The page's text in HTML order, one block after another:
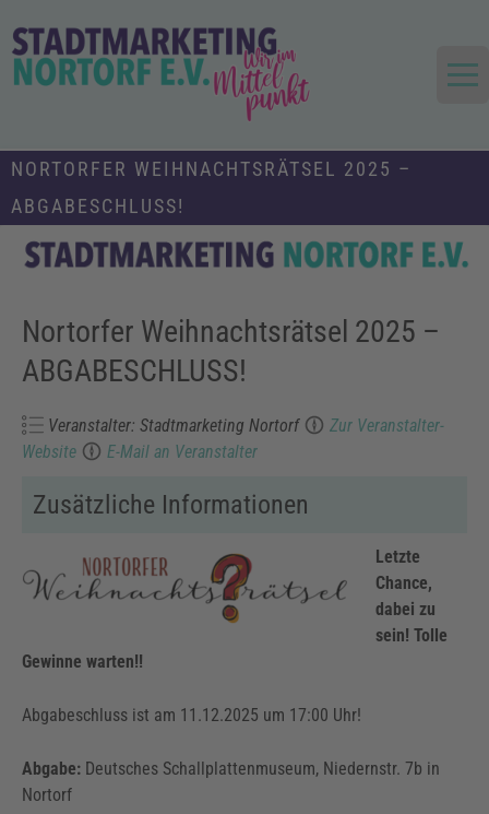
content
Stadtmarketing und Tourismus
NORTORFER WEIHNACHTSRÄTSEL 2025 –
ABGABESCHLUSS!
Nortorfer Weihnachtsrätsel 2025 –
ABGABESCHLUSS!
Veranstalter: Stadtmarketing Nortorf
Zur Veranstalter-
Website
E-Mail an Veranstalter
Zusätzliche Informationen
Letzte
Chance,
dabei zu
sein! Tolle
Gewinne warten!!
Abgabeschluss ist am 11.12.2025 um 17:00 Uhr!
Abgabe: Deutsches Schallplattenmuseum, Niedernstr. 7b in
Nortorf